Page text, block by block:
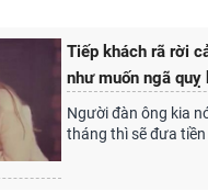
Tiếp khách rã rời
như muốn ngã
Người đàn ông kia
tháng thì sẽ đưa